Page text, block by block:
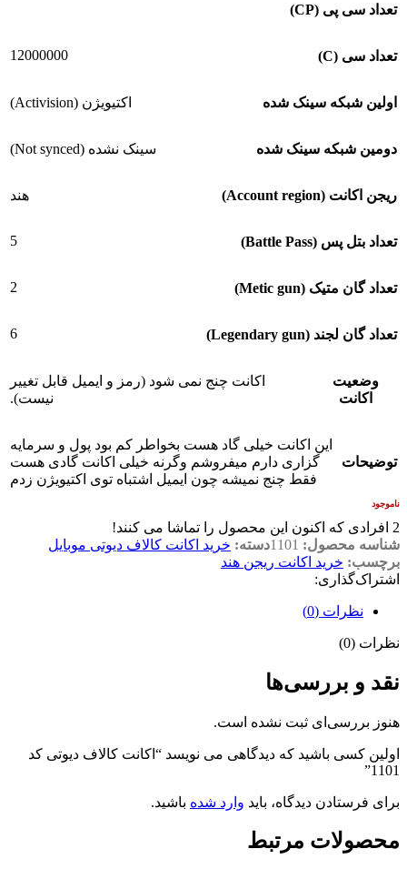
تعداد سی پی (CP)
تعداد سی (C) 12000000
اولین شبکه سینک شده اکتیویژن (Activision)
دومین شبکه سینک شده سینک نشده (Not synced)
ریجن اکانت (Account region) هند
تعداد بتل پس (Battle Pass) 5
تعداد گان متیک (Metic gun) 2
تعداد گان لجند (Legendary gun) 6
وضعیت
اکانت
اکانت چنج نمی شود (رمز و ایمیل قابل تغییر
نیست).
توضیحات
این اکانت خیلی گاد هست بخواطر کم بود پول و سرمایه
گزاری دارم میفروشم وگرنه خیلی اکانت گادی هست
فقط چنج نمیشه چون ایمیل اشتباه توی اکتیویژن زدم
ناموجود
2 افرادی که اکنون این محصول را تماشا می کنند!
شناسه محصول: 1101دسته: خرید اکانت کالاف دیوتی موبایل
برچسب: خرید اکانت ریجن هند
اشتراک‌گذاری:
نظرات (0)
نظرات (0)
نقد و بررسی‌ها
هنوز بررسی‌ای ثبت نشده است.
اولین کسی باشید که دیدگاهی می نویسد “اکانت کالاف دیوتی کد
1101”
برای فرستادن دیدگاه، باید وارد شده باشید.
محصولات مرتبط